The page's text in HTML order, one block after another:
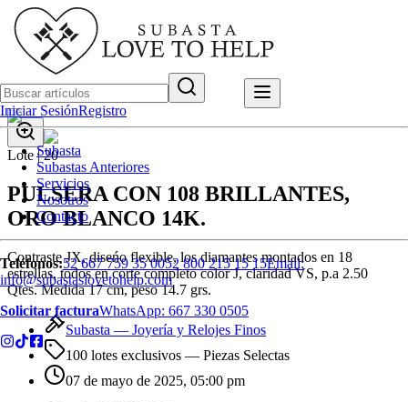
Iniciar SesiónRegistro
Subasta
Subastas Anteriores
Servicios
Nosotros
Contacto
Teléfonos:52 667 759 35 0052 800 215 15 15Email:
info@subastaslovetohelp.com
Solicitar facturaWhatsApp: 667 330 0505
Lote |20
PULSERA CON 108 BRILLANTES,
ORO BLANCO 14K.
Contraste JX, diseńo flexible, los diamantes montados en 18
estrellas, todos en corte completo color J, claridad VS, p.a 2.50
Qtes. Medida 17 cm, peso 14.7 grs.
Subasta — Joyería y Relojes Finos
100 lotes exclusivos — Piezas Selectas
07 de mayo de 2025, 05:00 pm